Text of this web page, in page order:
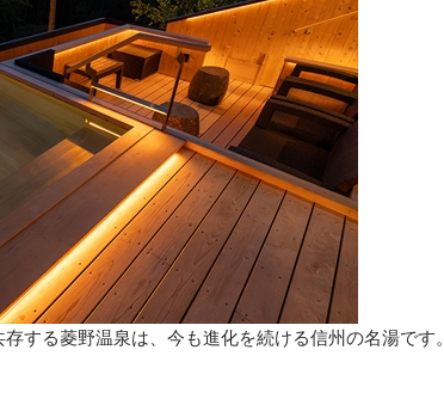
する菱野温泉は、今も進化を続ける信州の名湯です。